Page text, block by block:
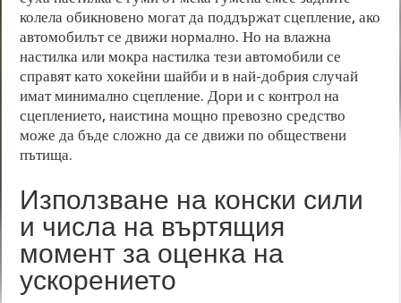
колела обикновено могат да поддържат сцепление, ако
автомобилът се движи нормално. Но на влажна
настилка или мокра настилка тези автомобили се
справят като хокейни шайби и в най-добрия случай
имат минимално сцепление. Дори и с контрол на
сцеплението, наистина мощно превозно средство
може да бъде сложно да се движи по обществени
пътища.
Използване на конски сили
и числа на въртящия
момент за оценка на
ускорението